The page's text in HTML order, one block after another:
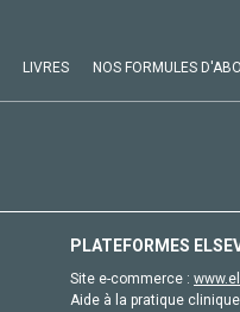
LIVRES NOS FORMULES
PLATEFORMES
Site e-commerce :
Aide à la pratique